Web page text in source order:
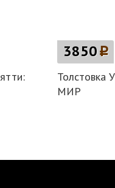
3850p
Толстовка
МИР